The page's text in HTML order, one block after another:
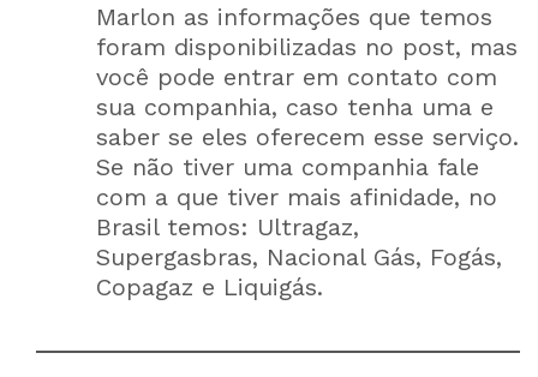
Marlon as informações que temos
foram disponibilizadas no post, mas
você pode entrar em contato com
sua companhia, caso tenha uma e
saber se eles oferecem esse serviço.
Se não tiver uma companhia fale
com a que tiver mais afinidade, no
Brasil temos: Ultragaz,
Supergasbras, Nacional Gás, Fogás,
Copagaz e Liquigás.